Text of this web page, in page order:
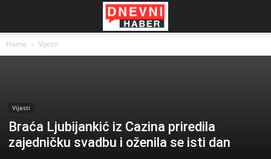
Home Vijesti
Vijesti
Braća Ljubijankić iz Cazina priredila
zajedničku svadbu i oženila se isti dan